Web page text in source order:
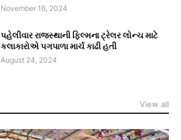
November 16, 2024
પહેલીવાર રાજસ્થાની ફિલ્મના ટ્રેલર લોન્ચ માટે
કલાકારોએ પગપાળા માર્ચ કાઢી હતી
August 24, 2024
View all